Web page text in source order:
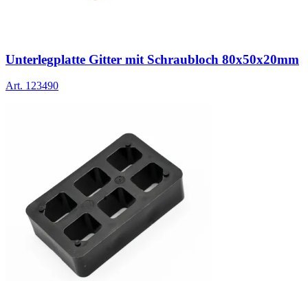
Unterlegplatte Gitter mit Schraubloch 80x50x20mm
Art. 123490